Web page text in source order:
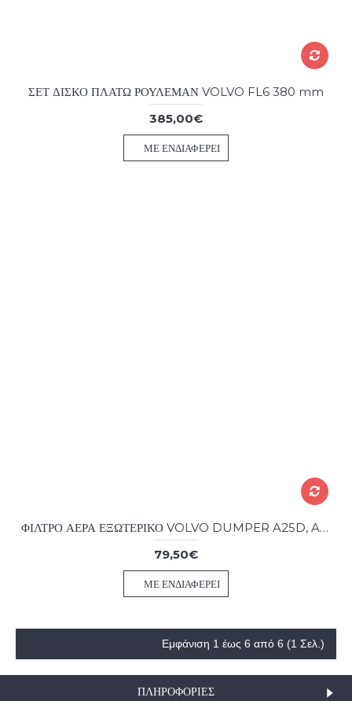
ΣΕΤ ΔΙΣΚΟ ΠΛΑΤΩ ΡΟΥΛΕΜΑΝ VOLVO FL6 380 mm
385,00€
ΜΕ ΕΝΔΙΑΦΈΡΕΙ
ΦΙΛΤΡΟ ΑΕΡΑ ΕΞΩΤΕΡΙΚΟ VOLVO DUMPER A25D, A25E, A30C, A30D, A30E,
79,50€
ΜΕ ΕΝΔΙΑΦΈΡΕΙ
Εμφάνιση 1 έως 6 από 6 (1 Σελ.)
ΠΛΗΡΟΦΟΡΊΕΣ